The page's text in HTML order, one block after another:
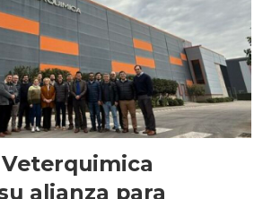
alianza para